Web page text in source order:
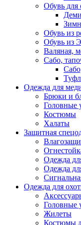
Обувь для
Обувь из
Обувь из
Валяная,
Сабо,
Одежда для
Брюки и
Головные
Костюмы
Халаты
Защитная
Одежда
Одежда
Одежда для
Головные
Жилеты
Костюмы